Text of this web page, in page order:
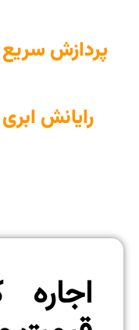
پردازش سریع
رایانش ابری
اجاره